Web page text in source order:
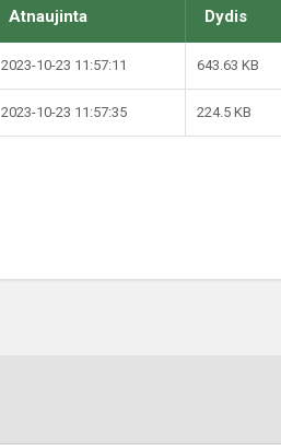
Atnaujinta Dydis
2023-10-23 11:57:11 643.63 KB
2023-10-23 11:57:35 224.5 KB